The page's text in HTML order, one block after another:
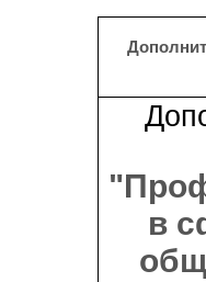
в